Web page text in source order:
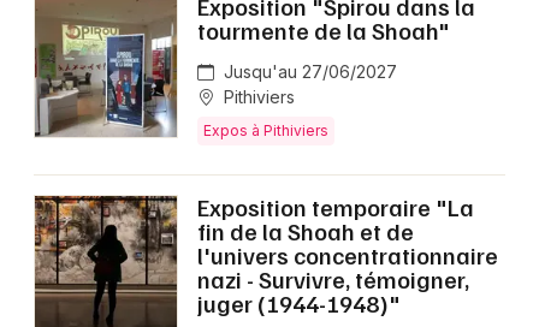
Grands événements
Activité & Expérience
Manifestations
Foires & salons
Spectacles
Concerts
Lille
Lyon
Marseille
Montpellier
Nantes
Nice
tourmente de la Shoah"
Jusqu'au 27/06/2027
Pithiviers
Expos à Pithiviers
Exposition temporaire "La
fin de la Shoah et de
l'univers concentrationnaire
nazi - Survivre, témoigner,
juger (1944-1948)"
Aujourd'hui
Demain Ce week-end Autre